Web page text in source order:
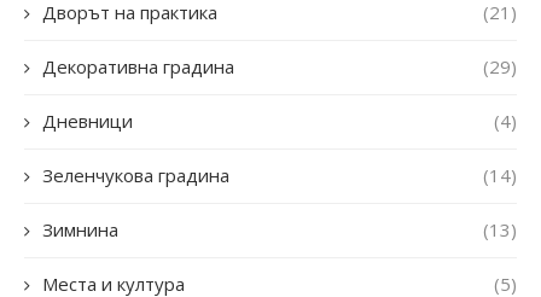
Дворът на практика (21)
Декоративна градина (29)
Дневници (4)
Зеленчукова градина (14)
Зимнина (13)
Места и култура (5)